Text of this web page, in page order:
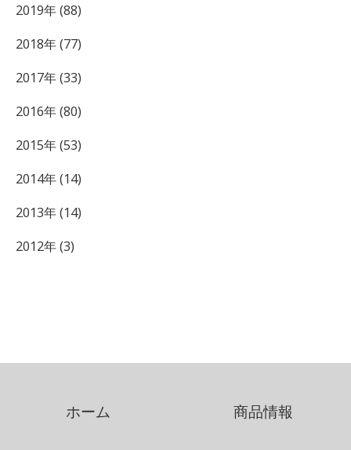
2019年 (88)
2018年 (77)
2017年 (33)
2016年 (80)
2015年 (53)
2014年 (14)
2013年 (14)
2012年 (3)
ホーム 商品情報